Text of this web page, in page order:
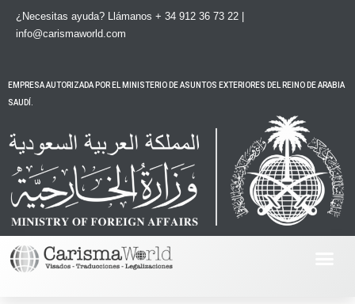
contenido
¿Necesitas ayuda? Llámanos + 34 912 36 73 22 |
info@carismaworld.com
EMPRESA AUTORIZADA POR EL MINISTERIO DE ASUNTOS EXTERIORES DEL REINO DE ARABIA
SAUDÍ.